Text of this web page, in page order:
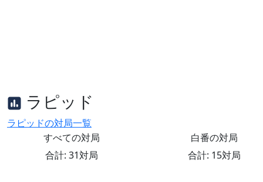
ラピッド
ラピッドの対局一覧
すべての対局
合計: 31対局
白番の対局
合計: 15対局